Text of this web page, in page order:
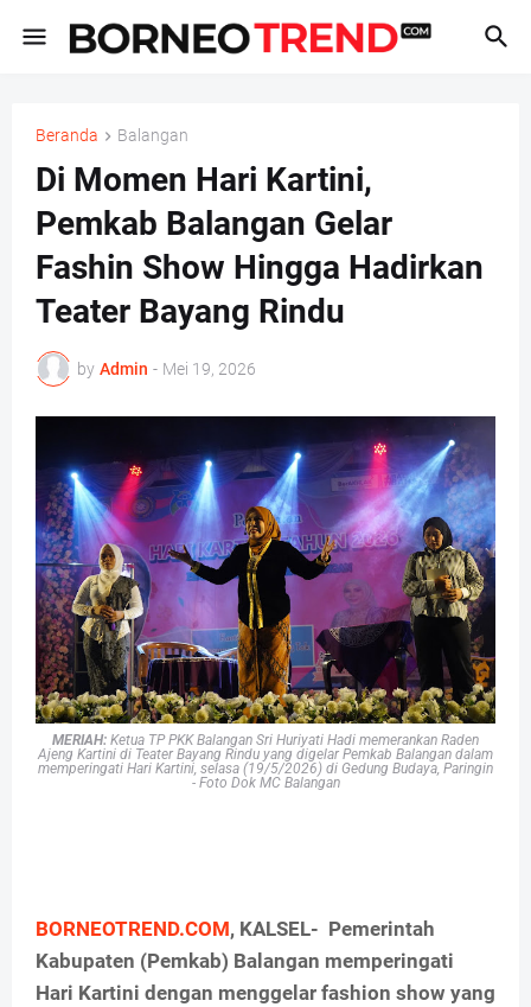
Beranda Balangan
Di Momen Hari Kartini,
Pemkab Balangan Gelar
Fashin Show Hingga Hadirkan
Teater Bayang Rindu
by Admin - Mei 19, 2026
MERIAH: Ketua TP PKK Balangan Sri Huriyati Hadi memerankan Raden
Ajeng Kartini di Teater Bayang Rindu yang digelar Pemkab Balangan dalam
memperingati Hari Kartini, selasa (19/5/2026) di Gedung Budaya, Paringin
- Foto Dok MC Balangan
BORNEOTREND.COM, KALSEL- Pemerintah
Kabupaten (Pemkab) Balangan memperingati
Hari Kartini dengan menggelar fashion show yang